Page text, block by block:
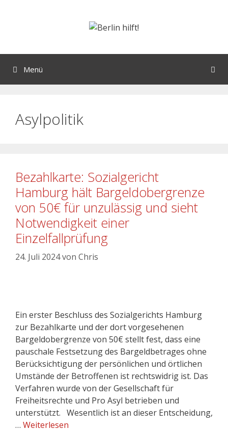
Menü
Asylpolitik
Bezahlkarte: Sozialgericht
Hamburg hält Bargeldobergrenze
von 50€ für unzulässig und sieht
Notwendigkeit einer
Einzelfallprüfung
24. Juli 2024von Chris
Ein erster Beschluss des Sozialgerichts Hamburg
zur Bezahlkarte und der dort vorgesehenen
Bargeldobergrenze von 50€ stellt fest, dass eine
pauschale Festsetzung des Bargeldbetrages ohne
Berücksichtigung der persönlichen und örtlichen
Umstände der Betroffenen ist rechtswidrig ist. Das
Verfahren wurde von der Gesellschaft für
Freiheitsrechte und Pro Asyl betrieben und
unterstützt. Wesentlich ist an dieser Entscheidung,
… Weiterlesen